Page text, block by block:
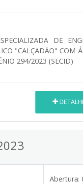
DE
"CALÇADÃO"
294/2023 (SECID)
Abertura: